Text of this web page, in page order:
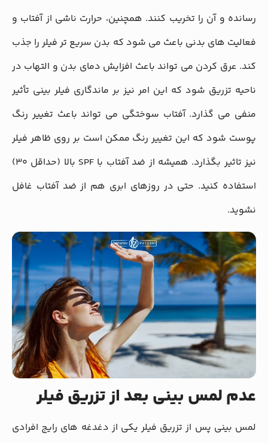
رسانده و آن را تخریب کنند. همچنین، حرارت ناشی از آفتاب و
فعالیت‌ های بدنی باعث می ‌شود که بدن سریع ‌تر فیلر را جذب
کند. عرق کردن می ‌تواند باعث افزایش دمای بدن و التهاب در
ناحیه تزریق شود که این امر نیز بر ماندگاری فیلر بینی تأثیر
منفی می ‌گذارد. آفتاب سوختگی می ‌تواند باعث تغییر رنگ
پوست شود که این تغییر رنگ ممکن است بر روی ظاهر فیلر
نیز تاثیر بگذارد. همیشه از ضد آفتاب با SPF بالا (حداقل 30)
استفاده کنید. حتی در روزهای ابری هم از ضد آفتاب غافل
نشوید.
عدم لمس بینی بعد از تزریق فیلر
لمس بینی پس از تزریق فیلر یکی از دغدغه ‌های رایج افرادی